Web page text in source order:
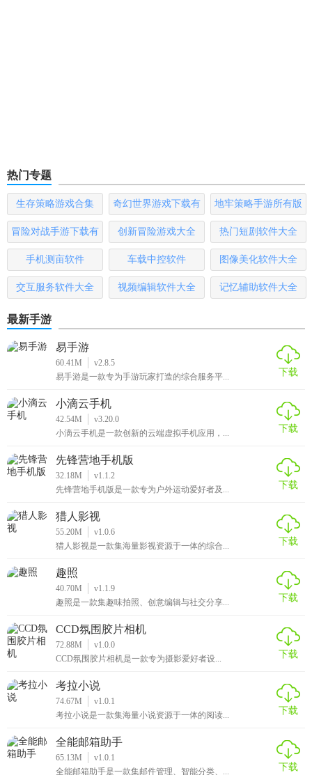
热门专题
生存策略游戏合集
奇幻世界游戏下载有
哪些
地牢策略手游所有版
本
冒险对战手游下载有
哪些
创新冒险游戏大全 热门短剧软件大全
手机测亩软件 车载中控软件 图像美化软件大全
交互服务软件大全 视频编辑软件大全 记忆辅助软件大全
最新手游
易手游
60.41M
v2.8.5
易手游是一款专为手游玩家打造的综合服务平...
下载
小滴云手机
42.54M
v3.20.0
小滴云手机是一款创新的云端虚拟手机应用，...
下载
先锋营地手机版
32.18M
v1.1.2
先锋营地手机版是一款专为户外运动爱好者及...
下载
猎人影视
55.20M
v1.0.6
猎人影视是一款集海量影视资源于一体的综合...
下载
趣照
40.70M
v1.1.9
趣照是一款集趣味拍照、创意编辑与社交分享...
下载
CCD氛围胶片相机
72.88M
v1.0.0
CCD氛围胶片相机是一款专为摄影爱好者设...
下载
考拉小说
74.67M
v1.0.1
考拉小说是一款集海量小说资源于一体的阅读...
下载
全能邮箱助手
65.13M
v1.0.1
全能邮箱助手是一款集邮件管理、智能分类、...
下载